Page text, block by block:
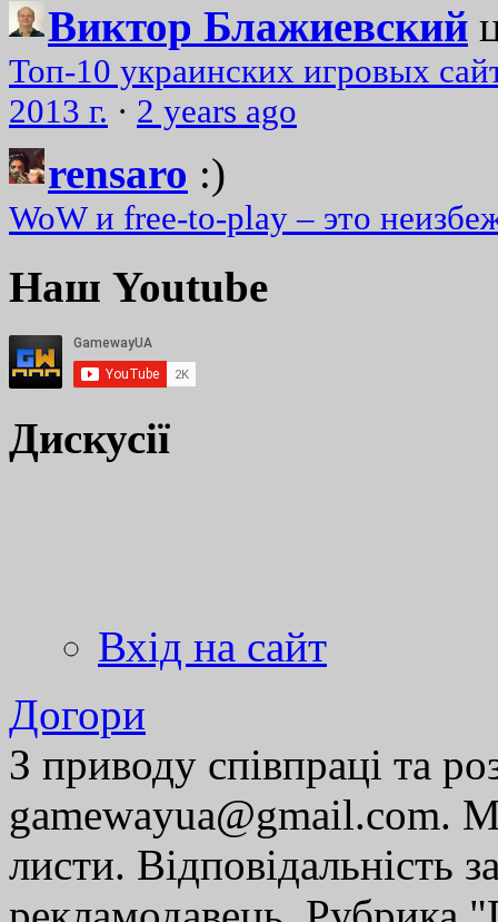
Виктор Блажиевский
Топ-10 украинских игровых
2013 г. · 2 years ago
rensaro :)
WoW и free-to-play – это
Наш Youtube
Дискусії
Вхід на сайт
Догори
З приводу співпраці та
gamewayua@gmail.com.
листи. Відповідальність